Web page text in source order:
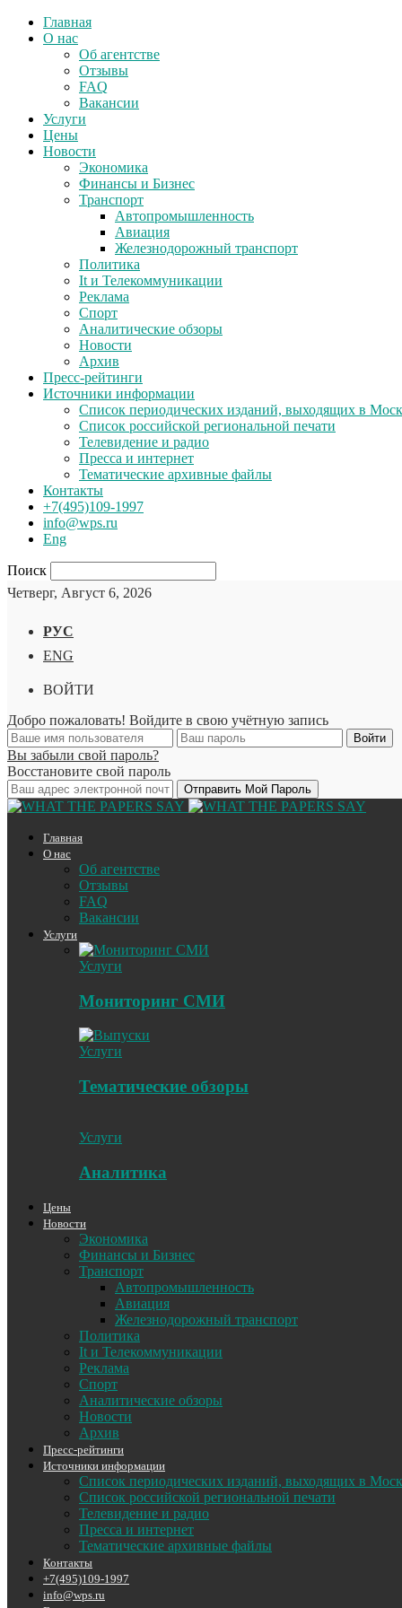
Главная
О нас
Об агентстве
Отзывы
FAQ
Вакансии
Услуги
Цены
Новости
Экономика
Финансы и Бизнес
Транспорт
Автопромышленность
Авиация
Железнодорожный транспорт
Политика
It и Телекоммуникации
Реклама
Спорт
Аналитические обзоры
Новости
Архив
Пресс-рейтинги
Источники информации
Список периодических изданий, выходящих в
Список российской региональной печати
Телевидение и радио
Пресса и интернет
Тематические архивные файлы
Контакты
+7(495)109-1997
info@wps.ru
Eng
Поиск
Четверг, Август 6, 2026
РУС
ENG
ВОЙТИ
Добро пожаловать! Войдите в свою учётную запись
Вы забыли свой пароль?
Восстановите свой пароль
Главная
О нас
Об агентстве
Отзывы
FAQ
Вакансии
Услуги
Услуги
Мониторинг СМИ
Услуги
Тематические обзоры
Услуги
Аналитика
Цены
Новости
Экономика
Финансы и Бизнес
Транспорт
Автопромышленность
Авиация
Железнодорожный транспорт
Политика
It и Телекоммуникации
Реклама
Спорт
Аналитические обзоры
Новости
Архив
Пресс-рейтинги
Источники информации
Список периодических изданий, выходящих в
Список российской региональной печати
Телевидение и радио
Пресса и интернет
Тематические архивные файлы
Контакты
+7(495)109-1997
info@wps.ru